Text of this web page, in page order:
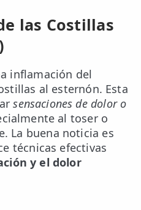
las Costillas
inflamación del
al esternón. Esta
sensaciones de dolor o
al toser o
La buena noticia es
técnicas efectivas
y el dolor